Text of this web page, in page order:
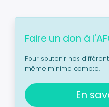
Faire un don à
Pour soutenir nos
même minime compte.
En